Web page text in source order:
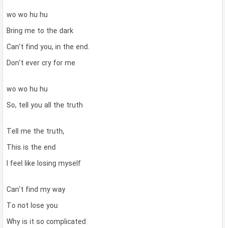
wo wo hu hu
Bring me to the dark
Can’t find you, in the end.
Don’t ever cry for me
wo wo hu hu
So, tell you all the truth
Tell me the truth,
This is the end
I feel like losing myself
Can’t find my way
To not lose you
Why is it so complicated